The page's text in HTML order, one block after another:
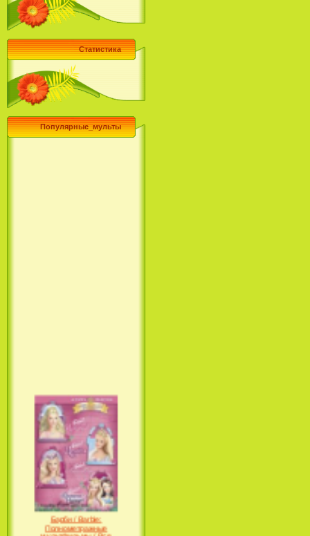
Статистика
Популярные_мульты
Барби / Barbie:
Полнометражные
мультфильмы / Все